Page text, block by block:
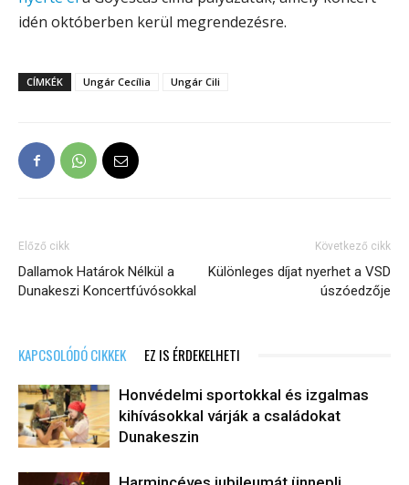
idén októberben kerül megrendezésre.
CÍMKÉK Ungár Cecília Ungár Cili
Előző cikk
Dallamok Határok Nélkül a
Dunakeszi Koncertfúvósokkal
Következő cikk
Különleges díjat nyerhet a VSD
úszóedzője
KAPCSOLÓDÓ CIKKEK EZ IS ÉRDEKELHETI
Honvédelmi sportokkal és izgalmas
kihívásokkal várják a családokat
Dunakeszin